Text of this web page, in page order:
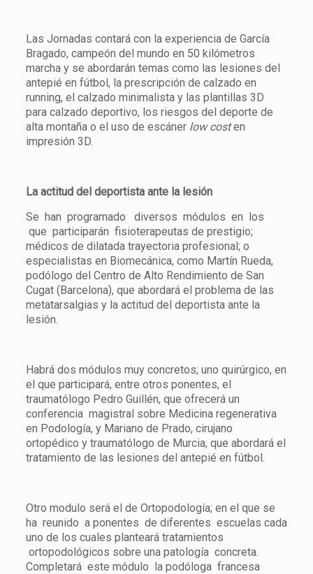
Las Jornadas contará con la experiencia de García
Bragado, campeón del mundo en 50 kilómetros
marcha y se abordarán temas como las lesiones del
antepié en fútbol, la prescripción de calzado en
running, el calzado minimalista y las plantillas 3D
para calzado deportivo, los riesgos del deporte de
alta montaña o el uso de escáner low costen
impresión 3D.
La actitud del deportista ante la lesión
Se han programado diversos módulos en los
que participarán fisioterapeutas de prestigio;
médicos de dilatada trayectoria profesional; o
especialistas en Biomecánica, como Martín Rueda,
podólogo del Centro de Alto Rendimiento de San
Cugat (Barcelona), que abordará el problema de las
metatarsalgias y la actitud del deportista ante la
lesión.
Habrá dos módulos muy concretos; uno quirúrgico, en
el que participará, entre otros ponentes, el
traumatólogo Pedro Guillén, que ofrecerá un
conferencia magistral sobre Medicina regenerativa
en Podología, y Mariano de Prado, cirujano
ortopédico y traumatólogo de Murcia, que abordará el
tratamiento de las lesiones del antepié en fútbol.
Otro modulo será el de Ortopodología; en el que se
ha reunido a ponentes de diferentes escuelas cada
uno de los cuales planteará tratamientos
ortopodológicos sobre una patología concreta.
Completará este módulo la podóloga francesa